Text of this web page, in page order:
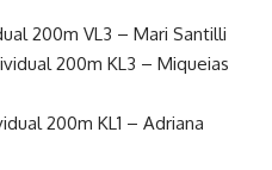
200m VL3 – Mari Santilli
200m KL3 – Miqueias
200m KL1 – Adriana